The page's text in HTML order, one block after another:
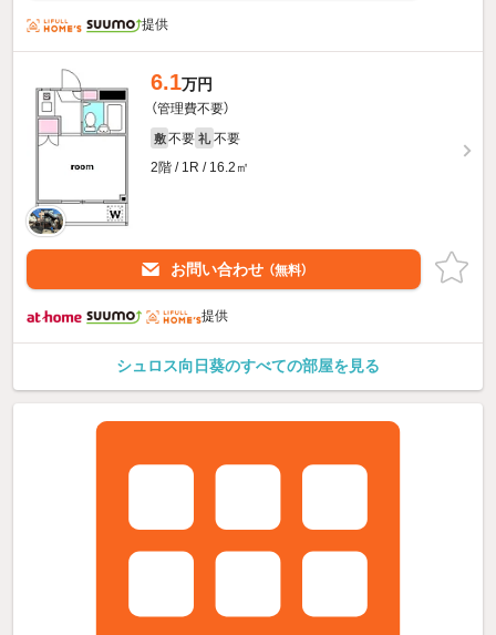
提供
6.1万円
（管理費不要）
敷 不要 礼 不要
2階 / 1R / 16.2㎡
お問い合わせ （無料）
提供
シュロス向日葵のすべての部屋を見る